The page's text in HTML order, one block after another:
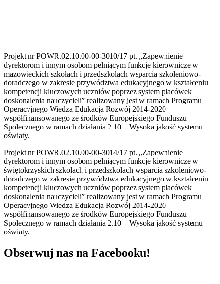
Projekt nr POWR.02.10.00-00-3010/17 pt. „Zapewnienie
dyrektorom i innym osobom pełniącym funkcje kierownicze w
mazowieckich szkołach i przedszkolach wsparcia szkoleniowo-
doradczego w zakresie przywództwa edukacyjnego w kształceniu
kompetencji kluczowych uczniów poprzez system placówek
doskonalenia nauczycieli” realizowany jest w ramach Programu
Operacyjnego Wiedza Edukacja Rozwój 2014-2020
współfinansowanego ze środków Europejskiego Funduszu
Społecznego w ramach działania 2.10 – Wysoka jakość systemu
oświaty.
Projekt nr POWR.02.10.00-00-3014/17 pt. „Zapewnienie
dyrektorom i innym osobom pełniącym funkcje kierownicze w
świętokrzyskich szkołach i przedszkolach wsparcia szkoleniowo-
doradczego w zakresie przywództwa edukacyjnego w kształceniu
kompetencji kluczowych uczniów poprzez system placówek
doskonalenia nauczycieli” realizowany jest w ramach Programu
Operacyjnego Wiedza Edukacja Rozwój 2014-2020
współfinansowanego ze środków Europejskiego Funduszu
Społecznego w ramach działania 2.10 – Wysoka jakość systemu
oświaty.
Obserwuj nas na Facebooku!